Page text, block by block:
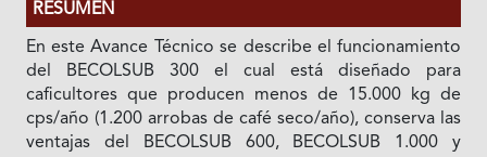
RESUMEN
En este Avance Técnico se describe el funcionamiento
del BECOLSUB 300 el cual está diseñado para
caficultores que producen menos de 15.000 kg de
cps/año (1.200 arrobas de café seco/año), conserva las
ventajas del BECOLSUB 600, BECOLSUB 1.000 y